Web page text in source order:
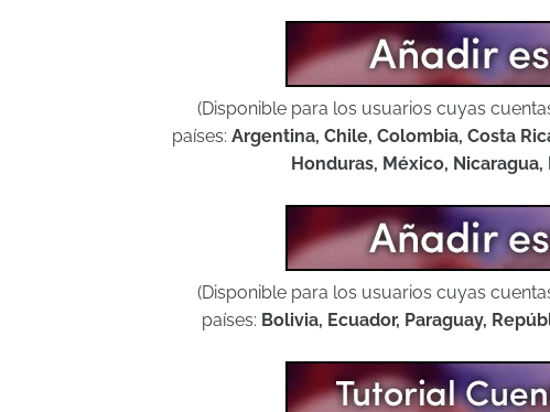
(Disponible para los usuarios cuyas
países: Argentina, Chile, Colombia, Costa
Honduras, México,
(Disponible para los usuarios cuyas
países: Bolivia, Ecuador, Paraguay,